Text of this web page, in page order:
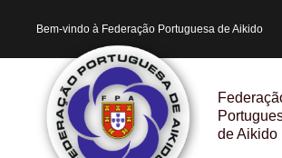
Bem-vindo à Federação Portuguesa de Aikido
de Aikido